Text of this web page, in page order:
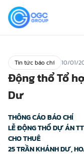
Tin tức báo chí 10/01/
Động thổ Tổ
Dư
THÔNG CÁO BÁO CHÍ
LỄ ĐỘNG THỔ DỰ ÁN
CHO THUÊ
25 TRẦN KHÁNH DƯ,